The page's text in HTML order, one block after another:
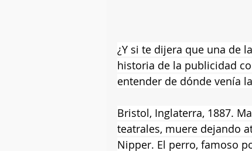
¿Y si te dijera que una de
historia de la publicidad
entender de dónde venía
Bristol, Inglaterra, 1887.
teatrales, muere dejando
Nipper. El perro, famoso